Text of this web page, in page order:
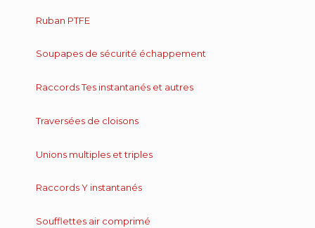
Ruban PTFE
Soupapes de sécurité échappement
Raccords Tes instantanés et autres
Traversées de cloisons
Unions multiples et triples
Raccords Y instantanés
Soufflettes air comprimé